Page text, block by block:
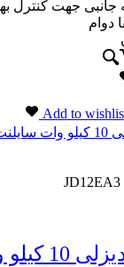
جانبی جهت کنترل
دوام
Add to
JD12EA3
موتور